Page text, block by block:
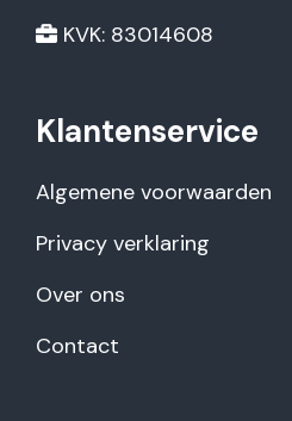
KVK: 83014608
Klantenservice
Algemene voorwaarden
Privacy verklaring
Over ons
Contact